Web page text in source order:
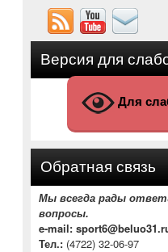
Версия для
Для
Обратная связь
Мы всегда рады
вопросы.
e-mail:
Тел.: (4722) 32-06-97